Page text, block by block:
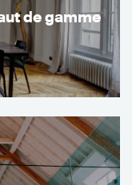
de gamme